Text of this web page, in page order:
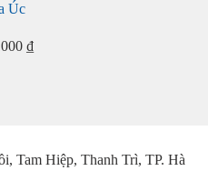
Úc
₫
Tam Hiệp, Thanh Trì, TP. Hà